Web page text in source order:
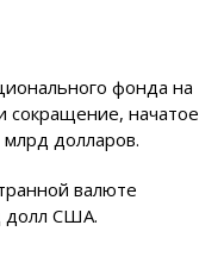
фонда на
сокращение, начатое
долларов.
валюте
долл США.